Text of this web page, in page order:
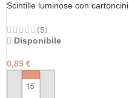
Scintille luminose con cartoncini
(5)
Disponibile
0,89 €
PERSONALIZZA